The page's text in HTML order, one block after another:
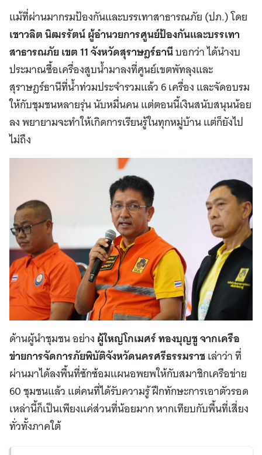
แม้ที่ผ่านมากรมป้องกันและบรรเทาสาธารณภัย (ปภ.) โดย
เชาวลิต นิฒรรัตน์ ผู้อำนวยการศูนย์ป้องกันและบรรเทา
สาธารณภัย เขต11จังหวัดสุราษฎร์ธานีบอกว่า ได้นำงบ
ประมาณซื้อเครื่องสูบน้ำมาลงที่ศูนย์เขตพัทลุงและ
สุราษฎร์ธานีที่น้ำท่วมประจำรวมแล้ว 6 เครื่อง และจัดอบรม
ให้กับชุมชนหลายรุ่น นับหมื่นคน แต่ตอนนี้เงินสนับสนุนน้อย
ลง พยายามจะทำให้เกิดการเรียนรู้ในทุกหมู่บ้าน แต่ก็ยังไป
ไม่ถึง
ด้านผู้นำชุมชน อย่างผู้ใหญ่โกเมศร์ ทองบุญชูจากเครือ
ข่ายการจัดการภัยพิบัติจังหวัดนครศรีธรรมราชเล่าว่า ที่
ผ่านมาได้ลงพื้นที่ซักซ้อมแผนอพยพให้กับสมาชิกเครือข่าย
60 ชุมชนแล้ว แต่คนที่ได้รับความรู้ ฝึกทักษะการเอาตัวรอด
เหล่านี้ก็เป็นเพียงแค่ส่วนที่น้อยมาก หากเทียบกับพื้นที่เสี่ยง
ทั่วทั้งภาคใต้